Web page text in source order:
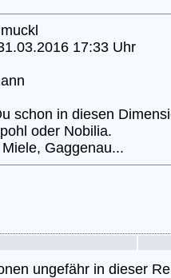
17:33 Uhr
schon in diesen
oder Nobilia.
Gaggenau...
ungefähr in dieser